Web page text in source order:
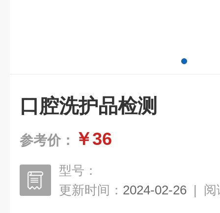
口腔洗护品检测
参考价： ￥36
型号：
更新时间： 2024-02-26 | 阅